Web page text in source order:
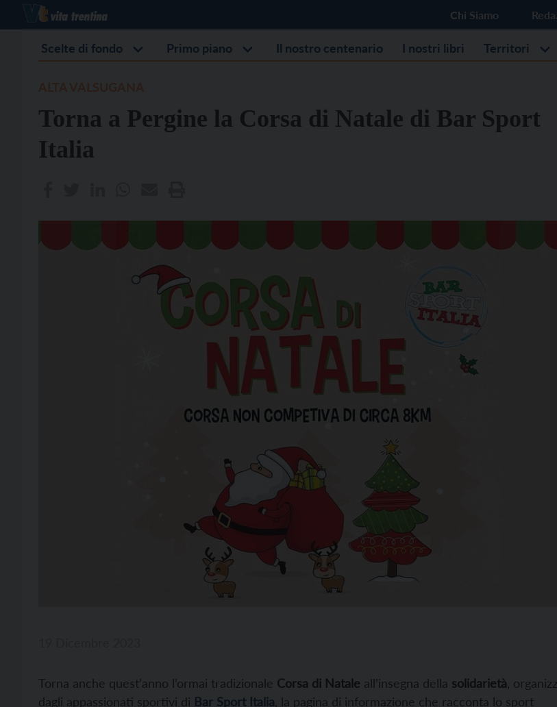
Chi Siamo
Scelte di fondo Primo piano Il nostro centenario I nostri libri Territori
Torna a Pergine la Corsa di Natale di Bar Sport
Italia
Torna anche quest’anno l’ormai tradizionale Corsa di Natale all’insegna della solidarietà ,
dagli appassionati sportivi di Bar Sport Italia , la pagina di informazione che racconta lo sport